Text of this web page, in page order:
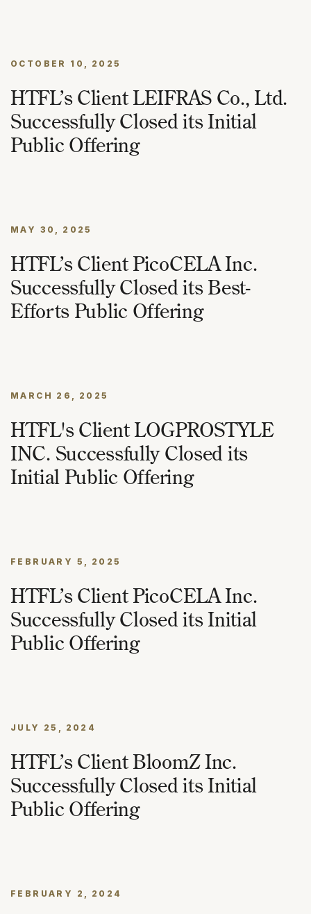
OCTOBER 10, 2025
HTFL’s Client LEIFRAS Co., Ltd.
Successfully Closed its Initial
Public Offering
MAY 30, 2025
HTFL’s Client PicoCELA Inc.
Successfully Closed its Best-
Efforts Public Offering
MARCH 26, 2025
HTFL's Client LOGPROSTYLE
INC. Successfully Closed its
Initial Public Offering
FEBRUARY 5, 2025
HTFL’s Client PicoCELA Inc.
Successfully Closed its Initial
Public Offering
JULY 25, 2024
HTFL’s Client BloomZ Inc.
Successfully Closed its Initial
Public Offering
FEBRUARY 2, 2024